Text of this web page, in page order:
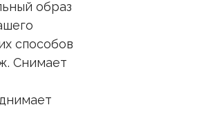
образ
способов
Снимает